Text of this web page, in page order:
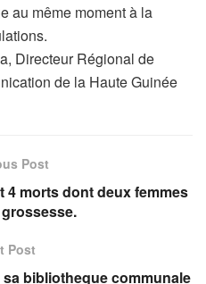
au même moment à la
Directeur Régional de
de la Haute Guinée
Post
4 morts dont deux femmes
Post
bibliotheque communale